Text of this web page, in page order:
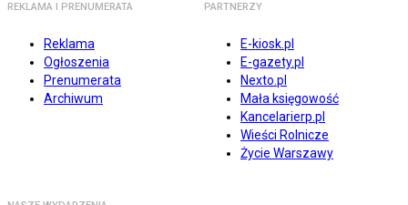
REKLAMA I PRENUMERATA
Reklama
Ogłoszenia
Prenumerata
Archiwum
PARTNERZY
E-kiosk.pl
E-gazety.pl
Nexto.pl
Mała księgowość
Kancelarierp.pl
Wieści Rolnicze
Życie Warszawy